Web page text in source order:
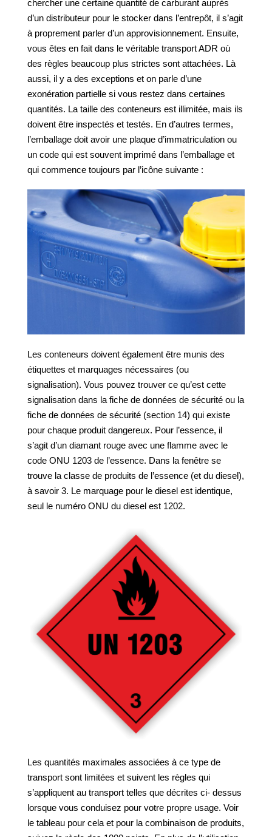
chercher une certaine quantité de carburant auprès
d’un distributeur pour le stocker dans l’entrepôt, il s’agit
à proprement parler d’un approvisionnement. Ensuite,
vous êtes en fait dans le véritable transport ADR où
des règles beaucoup plus strictes sont attachées. Là
aussi, il y a des exceptions et on parle d’une
exonération partielle si vous restez dans certaines
quantités. La taille des conteneurs est illimitée, mais ils
doivent être inspectés et testés. En d’autres termes,
l’emballage doit avoir une plaque d’immatriculation ou
un code qui est souvent imprimé dans l’emballage et
qui commence toujours par l’icône suivante :
Les conteneurs doivent également être munis des
étiquettes et marquages nécessaires (ou
signalisation). Vous pouvez trouver ce qu’est cette
signalisation dans la fiche de données de sécurité ou la
fiche de données de sécurité (section 14) qui existe
pour chaque produit dangereux. Pour l’essence, il
s’agit d’un diamant rouge avec une flamme avec le
code ONU 1203 de l’essence. Dans la fenêtre se
trouve la classe de produits de l’essence (et du diesel),
à savoir 3. Le marquage pour le diesel est identique,
seul le numéro ONU du diesel est 1202.
Les quantités maximales associées à ce type de
transport sont limitées et suivent les règles qui
s’appliquent au transport telles que décrites ci- dessus
lorsque vous conduisez pour votre propre usage. Voir
le tableau pour cela et pour la combinaison de produits,